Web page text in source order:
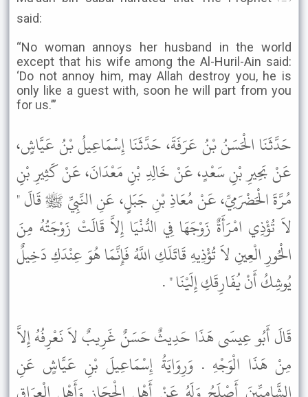
said:
“No woman annoys her husband in the world
except that his wife among the Al-Huril-Ain said:
‘Do not annoy him, may Allah destroy you, he is
only like a guest with, soon he will part from you
for us.’”
حَدَّثَنَا الْحَسَنُ بْنُ عَرَفَةَ، حَدَّثَنَا إِسْمَاعِيلُ بْنُ عَيَّاشٍ،
عَنْ بَحِيرِ بْنِ سَعْدٍ، عَنْ خَالِدِ بْنِ مَعْدَانَ، عَنْ كَثِيرِ بْنِ
مُرَّةَ الْحَضْرَمِيِّ، عَنْ مُعَاذِ بْنِ جَبَلٍ، عَنِ النَّبِيِّ ﷺ قَالَ "
لاَ تُؤْذِي امْرَأَةٌ زَوْجَهَا فِي الدُّنْيَا إِلاَّ قَالَتْ زَوْجَتُهُ مِنَ
الْحُورِ الْعِينِ لاَ تُؤْذِيهِ قَاتَلَكِ اللَّهُ فَإِنَّمَا هُوَ عِنْدَكِ دَخِيلٌ
يُوشِكُ أَنْ يُفَارِقَكِ إِلَيْنَا " .
قَالَ أَبُو عِيسَى هَذَا حَدِيثٌ حَسَنٌ غَرِيبٌ لاَ نَعْرِفُهُ إِلاَّ
مِنْ هَذَا الْوَجْهِ . وَرِوَايَةُ إِسْمَاعِيلَ بْنِ عَيَّاشٍ عَنِ